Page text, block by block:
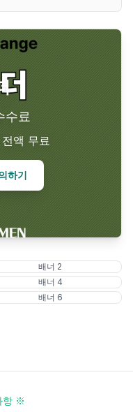
수료
액 무료
하기
배너 2
배너 4
배너 6
항 ※